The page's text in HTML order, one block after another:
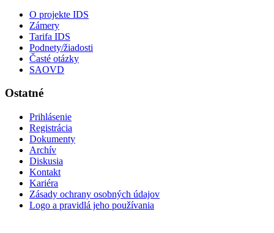
O projekte IDS
Zámery
Tarifa IDS
Podnety/žiadosti
Časté otázky
SAOVD
Ostatné
Prihlásenie
Registrácia
Dokumenty
Archív
Diskusia
Kontakt
Kariéra
Zásady ochrany osobných údajov
Logo a pravidlá jeho používania